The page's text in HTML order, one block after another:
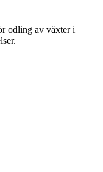
odling av växter i